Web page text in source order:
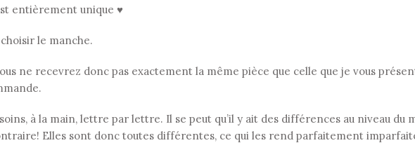
entièrement unique ♥
le manche.
ne recevrez donc pas exactement la même pièce que celle que je vous
à la main, lettre par lettre. Il se peut qu’il y ait des différences au niveau du
Elles sont donc toutes différentes, ce qui les rend parfaitement